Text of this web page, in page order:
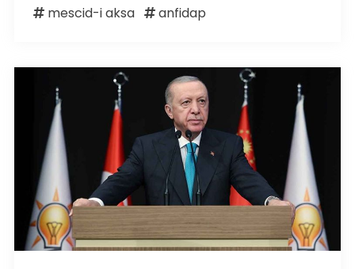
mescid-i aksa
anfidap